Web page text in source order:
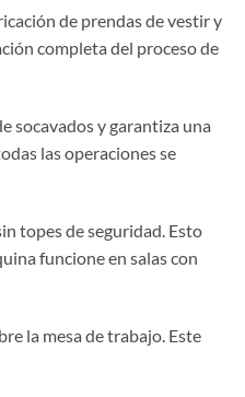
de prendas de vestir y
completa del proceso de
socavados y garantiza una
las operaciones se
topes de seguridad. Esto
funcione en salas con
la mesa de trabajo. Este